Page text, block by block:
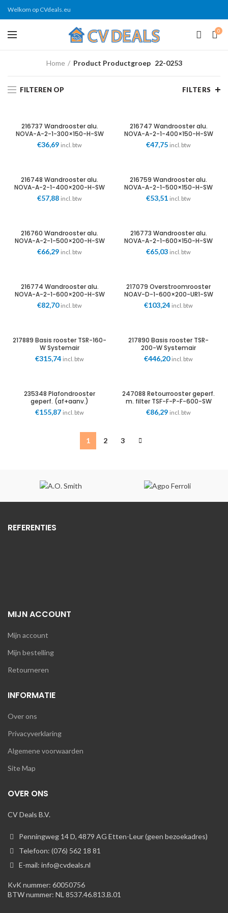
Welkom op CVdeals.eu
0
Home Product Productgroep 22-0253
FILTEREN OP FILTERS
216737 Wandrooster alu.
NOVA-A-2-1-300×150-H-SW
dubbele schoep wit
Systemair
€36,69 incl. btw
216747 Wandrooster alu.
NOVA-A-2-1-400×150-H-SW
dubbele schoep wit
Systemair
€47,75 incl. btw
216748 Wandrooster alu.
NOVA-A-2-1-400×200-H-SW
dubbele schoep wit
Systemair
€57,88 incl. btw
216759 Wandrooster alu.
NOVA-A-2-1-500×150-H-SW
dubbele schoep wit
Systemair
€53,51 incl. btw
216760 Wandrooster alu.
NOVA-A-2-1-500×200-H-SW
dubbele schoep wit
Systemair
€66,29 incl. btw
216773 Wandrooster alu.
NOVA-A-2-1-600×150-H-SW
dubbele schoep wit
Systemair
€65,03 incl. btw
216774 Wandrooster alu.
NOVA-A-2-1-600×200-H-SW
dubbele schoep wit
Systemair
€82,70 incl. btw
217079 Overstroomrooster
NOAV-D-1-600×200-UR1-SW
Systemair
€103,24 incl. btw
217889 Basis rooster TSR-160-
W Systemair
€315,74 incl. btw
217890 Basis rooster TSR-
200-W Systemair
€446,20 incl. btw
235348 Plafondrooster
geperf. (af+aanv.)
595x595mm TSO-F-160-
600-SW Systemair
€155,87 incl. btw
247088 Retourrooster geperf.
m. filter TSF-F-P-F-600-SW
wit RAL9003 Systemair
€86,29 incl. btw
1 2 3
REFERENTIES
MIJN ACCOUNT
Mijn account
Mijn bestelling
Retourneren
INFORMATIE
Over ons
Privacyverklaring
Algemene voorwaarden
Site Map
OVER ONS
CV Deals B.V.
Penningweg 14 D, 4879 AG Etten-Leur (geen bezoekadres)
Telefoon: (076) 562 18 81
E-mail: info@cvdeals.nl
KvK nummer: 60050756
BTW nummer: NL 8537.46.813.B.01